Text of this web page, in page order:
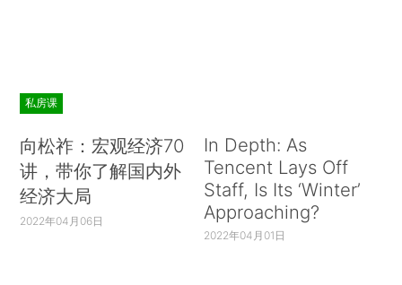
私房课
向松祚：宏观经济70
讲，带你了解国内外
经济大局
2022年04月06日
In Depth: As
Tencent Lays Off
Staff, Is Its ‘Winter’
Approaching?
2022年04月01日